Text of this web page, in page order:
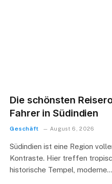
Die schönsten
Fahrer in Südindien
Geschäft August 6, 2026
Südindien ist eine Region
Kontraste. Hier treffen
historische Tempel, moderne…